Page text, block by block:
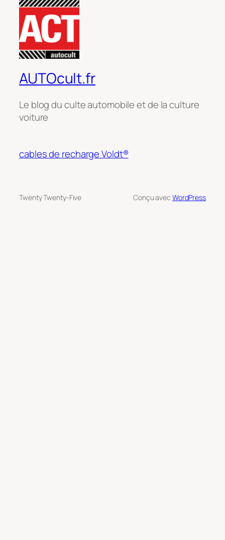
AUTOcult.fr
Le blog du culte automobile et de la culture
voiture
cables de recharge Voldt®
Twenty Twenty-Five Conçu avec WordPress